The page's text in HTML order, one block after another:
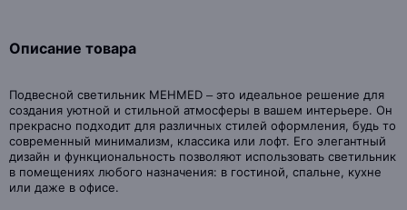
Описание товара
Подвесной светильник MEHMED – это идеальное решение для
создания уютной и стильной атмосферы в вашем интерьере. Он
прекрасно подходит для различных стилей оформления, будь то
современный минимализм, классика или лофт. Его элегантный
дизайн и функциональность позволяют использовать светильник
в помещениях любого назначения: в гостиной, спальне, кухне
или даже в офисе.